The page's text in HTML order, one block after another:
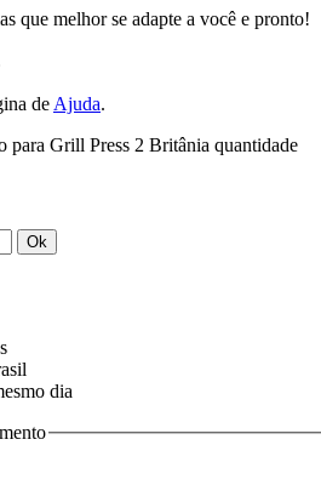
que melhor se adapte a você e pronto!
deAjuda.
para Grill Press 2 Britânia quantidade
Ok
dia